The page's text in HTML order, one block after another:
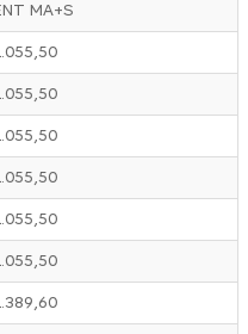
MA+S